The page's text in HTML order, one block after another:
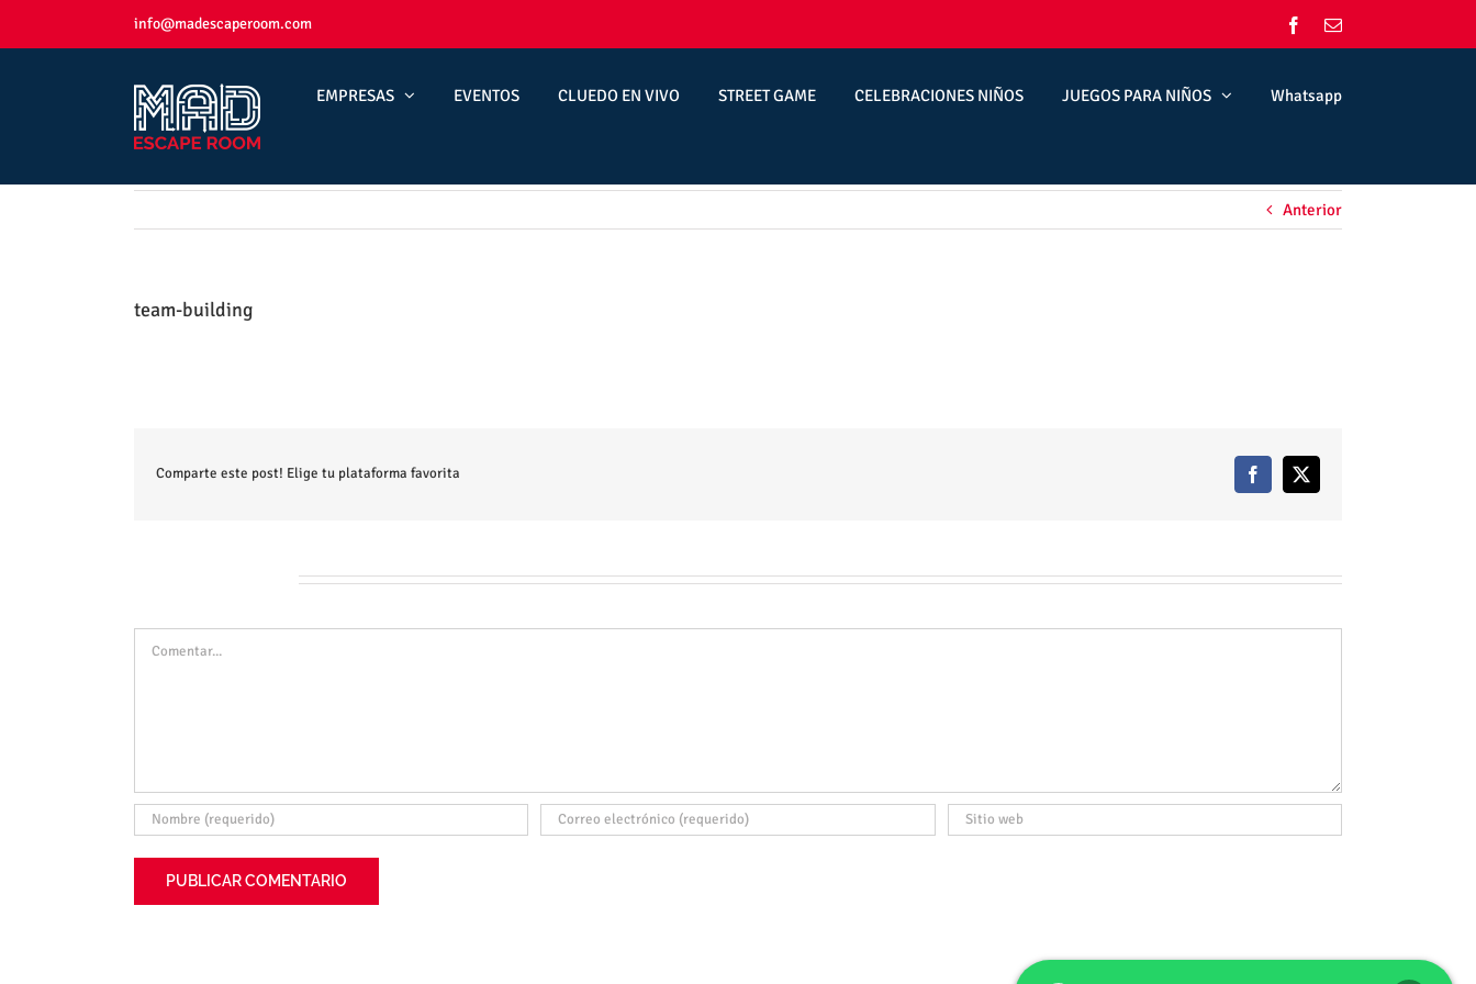
info@madescaperoom.com FacebookCorreo
EMPRESAS EVENTOS CLUEDO EN VIVO STREET GAME CELEBRACIONES NIÑOS JUEGOS PARA NIÑOS Whatsapp
Anterior
team-building
Comparte este post! Elige tu plataforma favorita Facebook
X